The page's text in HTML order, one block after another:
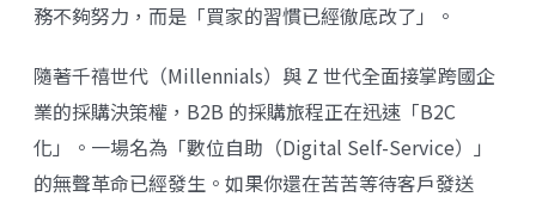
務不夠努力，而是「買家的習慣已經徹底改了」。
隨著千禧世代（Millennials）與 Z 世代全面接掌跨國企
業的採購決策權，B2B 的採購旅程正在迅速「B2C
化」。一場名為「數位自助（Digital Self-Service）」
的無聲革命已經發生。如果你還在苦苦等待客戶發送